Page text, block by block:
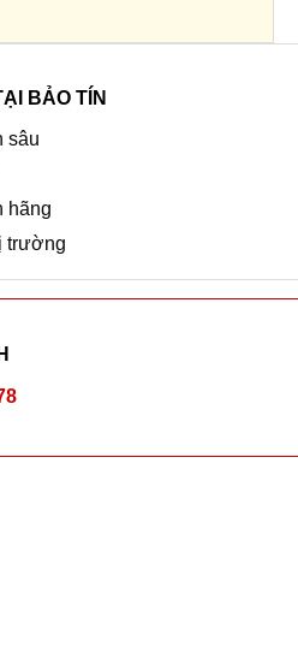
BẢO TÍN
sâu
hãng
trường